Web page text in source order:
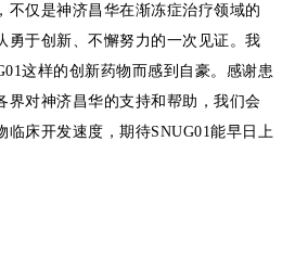
不仅是神济昌华在渐冻症治疗领域的
勇于创新、不懈努力的一次见证。我
这样的创新药物而感到自豪。感谢患
界对神济昌华的支持和帮助，我们会
临床开发速度，期待SNUG01能早日上